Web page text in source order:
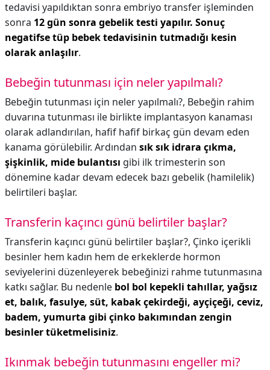
tedavisi yapıldıktan sonra embriyo transfer işleminden
sonra 12 gün sonra gebelik testi yapılır. Sonuç
negatifse tüp bebek tedavisinin tutmadığı kesin
olarak anlaşılır.
Bebeğin tutunması için neler yapılmalı?
Bebeğin tutunması için neler yapılmalı?, Bebeğin rahim
duvarına tutunması ile birlikte implantasyon kanaması
olarak adlandırılan, hafif hafif birkaç gün devam eden
kanama görülebilir. Ardından sık sık idrara çıkma,
şişkinlik, mide bulantısı gibi ilk trimesterin son
dönemine kadar devam edecek bazı gebelik (hamilelik)
belirtileri başlar.
Transferin kaçıncı günü belirtiler başlar?
Transferin kaçıncı günü belirtiler başlar?, Çinko içerikli
besinler hem kadın hem de erkeklerde hormon
seviyelerini düzenleyerek bebeğinizi rahme tutunmasına
katkı sağlar. Bu nedenle bol bol kepekli tahıllar, yağsız
et, balık, fasulye, süt, kabak çekirdeği, ayçiçeği, ceviz,
badem, yumurta gibi çinko bakımından zengin
besinler tüketmelisiniz.
Ikınmak bebeğin tutunmasını engeller mi?